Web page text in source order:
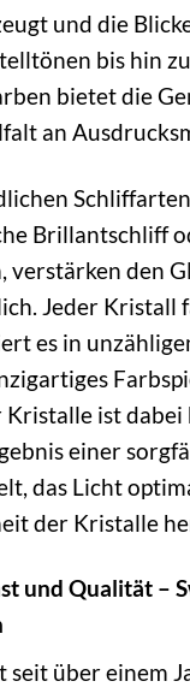
und die
bis hin
bietet die
an
Brillantschliff
verstärken den
Jeder Kristall
es in
ist dabei
einer
das Licht
der Kristalle
und Qualität –
seit über einem